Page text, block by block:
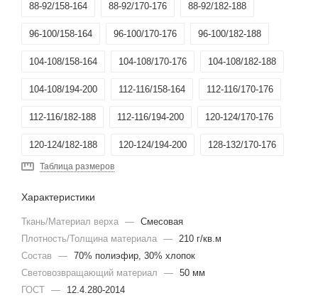
88-92/158-164
88-92/170-176 88-92/182-188
96-100/158-164 96-100/170-176 96-100/182-188
104-108/158-164 104-108/170-176 104-108/182-188
104-108/194-200 112-116/158-164 112-116/170-176
112-116/182-188 112-116/194-200 120-124/170-176
120-124/182-188 120-124/194-200 128-132/170-176
128-132/182-188
136-140/170-176
Таблица размеров
Характеристики
Ткань/Материал верха — Смесовая
Плотность/Толщина материала — 210 г/кв.м
Состав
— 70% полиэфир, 30% хлопок
Световозвращающий материал
— 50 мм
ГОСТ —
12.4.280-2014